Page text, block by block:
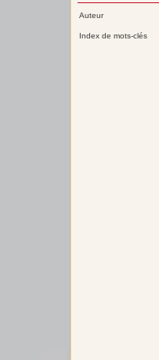
Auteur
Index de mots-clés